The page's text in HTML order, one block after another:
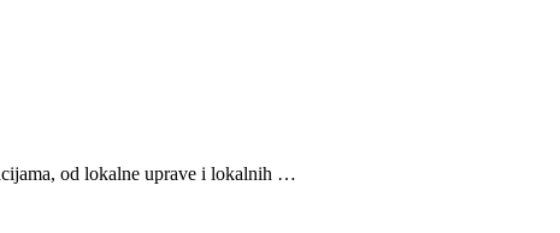
od lokalne uprave i lokalnih …